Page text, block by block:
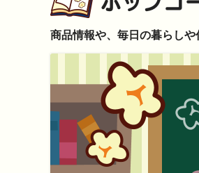
商品情報や、毎日の暮らし